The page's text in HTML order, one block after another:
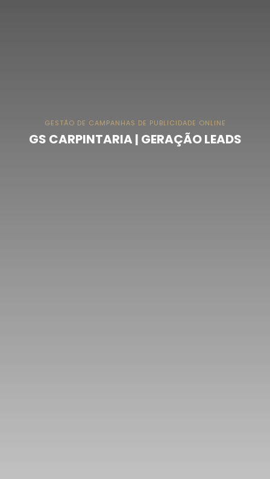
GESTÃO DE CAMPANHAS DE PUBLICIDADE ONLINE
GS CARPINTARIA | GERAÇÃO LEADS